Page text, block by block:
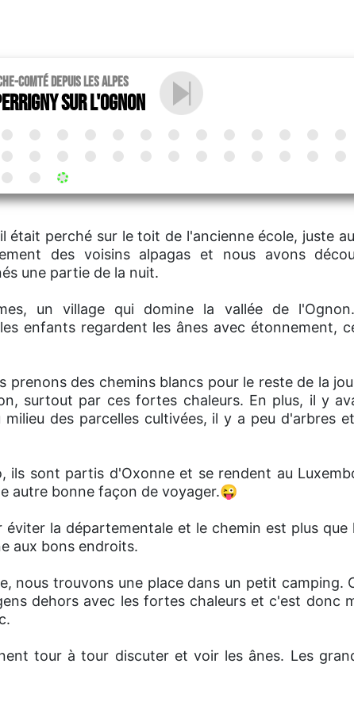
Comté depuis les Alpes
sur l'Ognon
était perché sur le toit de l'ancienne école, juste
des voisins alpagas et nous avons
une partie de la nuit.
un village qui domine la vallée de
enfants regardent les ânes avec étonnement,
prenons des chemins blancs pour le reste de la
surtout par ces fortes chaleurs. En plus, il y
milieu des parcelles cultivées, il y a peu d'arbres
ils sont partis d'Oxonne et se rendent au
autre bonne façon de voyager.😜
la départementale et le chemin est plus que
aux bons endroits.
nous trouvons une place dans un petit camping.
dehors avec les fortes chaleurs et c'est donc
tour à tour discuter et voir les ânes. Les